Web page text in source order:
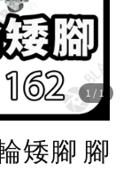
1 /1
矮腳 腳